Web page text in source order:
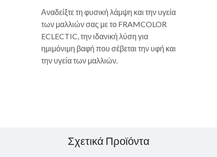
Αναδείξτε τη φυσική λάμψη και την υγεία
των μαλλιών σας με το FRAMCOLOR
ECLECTIC, την ιδανική λύση για
ημιμόνιμη βαφή που σέβεται την υφή και
την υγεία των μαλλιών.
Σχετικά Προϊόντα